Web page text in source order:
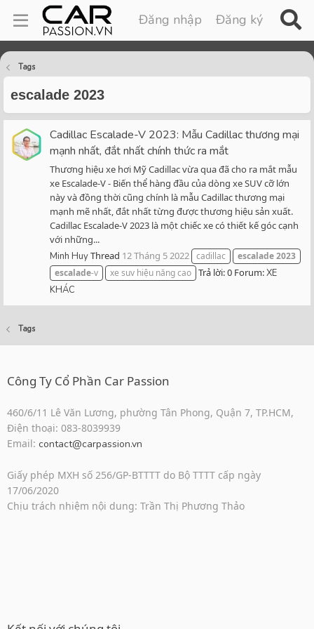
Đăng nhập Đăng ký
Tags
escalade 2023
Cadillac Escalade-V 2023: Mẫu Cadillac thương mại
mạnh nhất, đắt nhất chính thức ra mắt
Thương hiệu xe hơi Mỹ Cadillac vừa qua đã cho ra mắt mẫu
xe Escalade-V - Biến thể hàng đầu của dòng xe SUV cỡ lớn
này và đồng thời cũng chính là mẫu Cadillac thương mại
mạnh mẽ nhất, đắt nhất từng được thương hiệu sản xuất.
Cadillac Escalade-V 2023 là một chiếc xe có thiết kế góc cạnh
với những...
Minh HuyThread 12 Tháng 5 2022 cadillac escalade2023
escalade-v xe suv hiệu năng cao Trả lời: 0 Forum:XE
KHÁC
Tags
Công Ty Cổ Phần Car Passion
460/6/11 Lê Văn Lương, phường Tân Phong, Quận 7, TP.HCM,
Điện thoại: 083-8039939
Email: contact@carpassion.vn
Giấy phép MXH số 256/GP-BTTTT do Bộ TTTT cấp ngày
17/06/2020
Chịu trách nhiệm nội dung: Trần Thị Phương Thảo